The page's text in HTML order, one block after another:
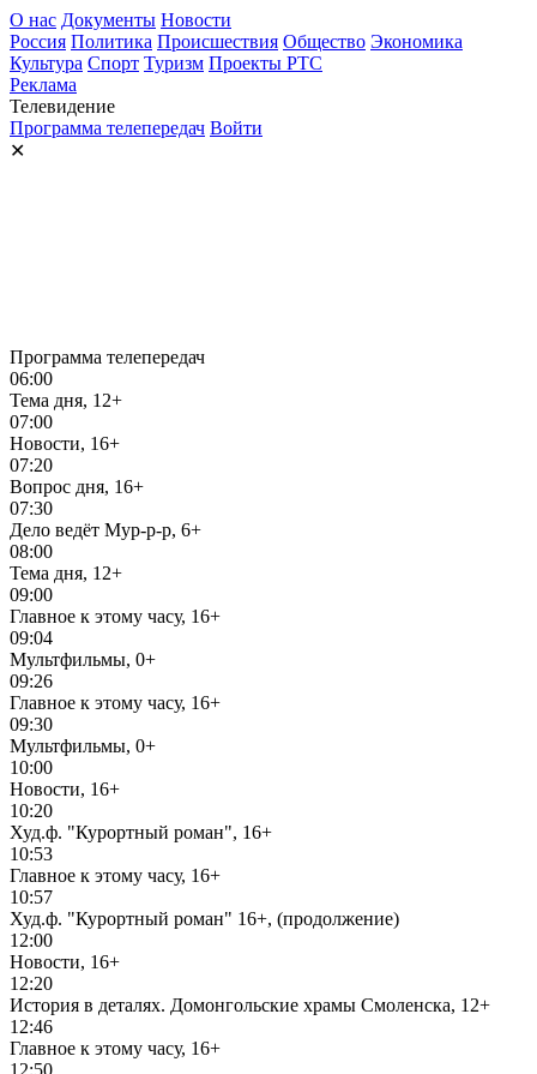
О нас Документы Новости
Россия Политика Происшествия Общество Экономика
Культура Спорт Туризм Проекты РТС
Реклама
Телевидение
Программа телепередач Войти
✕
Программа телепередач
06:00
Тема дня, 12+
07:00
Новости, 16+
07:20
Вопрос дня, 16+
07:30
Дело ведёт Мур-р-р, 6+
08:00
Тема дня, 12+
09:00
Главное к этому часу, 16+
09:04
Мультфильмы, 0+
09:26
Главное к этому часу, 16+
09:30
Мультфильмы, 0+
10:00
Новости, 16+
10:20
Худ.ф. "Курортный роман", 16+
10:53
Главное к этому часу, 16+
10:57
Худ.ф. "Курортный роман" 16+, (продолжение)
12:00
Новости, 16+
12:20
История в деталях. Домонгольские храмы Смоленска, 12+
12:46
Главное к этому часу, 16+
12:50